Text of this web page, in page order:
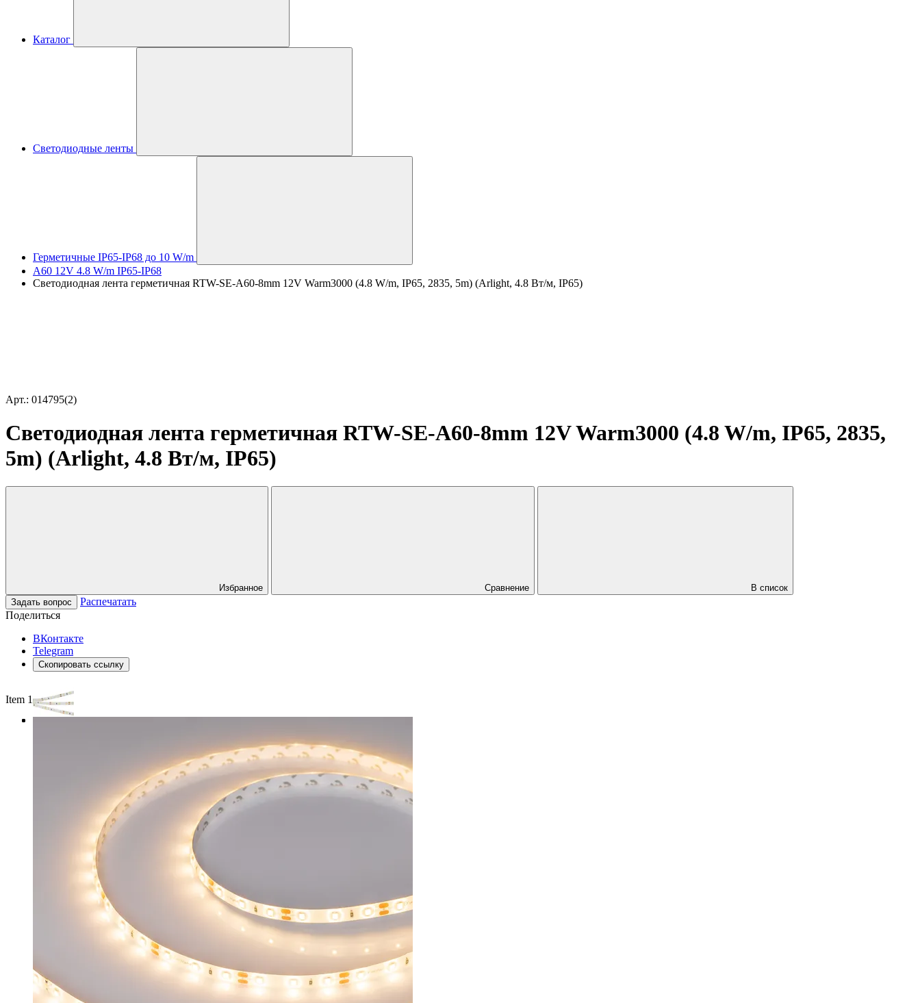
Каталог
Светодиодные ленты
Герметичные IP65-IP68 до 10 W/m
A60 12V 4.8 W/m IP65-IP68
Светодиодная лента герметичная RTW-SE-A60-8mm 12V Warm3000 (4.8 W/m, IP65, 2835, 5m) (Arlight, 4.8 Вт/м, IP65)
Арт.: 014795(2)
Светодиодная лента герметичная RTW-SE-A60-8mm 12V Warm3000 (4.8 W/m, IP65, 2835,
5m) (Arlight, 4.8 Вт/м, IP65)
Избранное Сравнение
В список
Задать вопрос
Распечатать
Поделиться
ВКонтакте
Telegram
Скопировать ссылку
Item 1 of 3